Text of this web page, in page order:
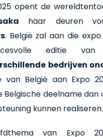
opent de
haar deuren
. België zal aan die
editie van
bedrijven
van België aan Expo
Belgische deelname dan
kunnen realiseren.
van Expo